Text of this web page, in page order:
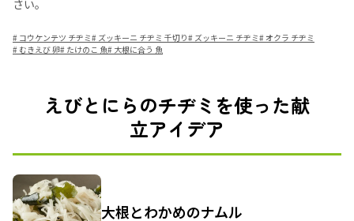
さい。
# コウケンテツ チヂミ# ズッキーニ チヂミ 千切り# ズッキーニ チヂミ#オクラ チヂミ
# むきえび 卵# たけのこ 魚# 大根に合う 魚
えびとにらのチヂミを使った献
立アイデア
大根とわかめのナムル